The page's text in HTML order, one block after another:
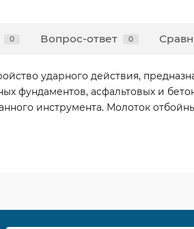
0 Вопрос-ответ 0
ударного действия,
фундаментов, асфальтовых и
инструмента. Молоток